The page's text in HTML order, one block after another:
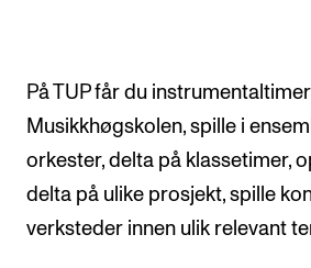
På TUP får du
Musikkhøgskolen, spille i
orkester, delta på klassetimer,
delta på ulike prosjekt, spille
verksteder innen ulik relevant